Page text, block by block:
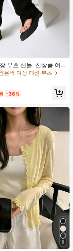
부츠 샌들, 신상품 여
프트 니치 섹시 팝 걸
리트 스타일 앵클 부츠
은색 여성 패션 부츠
은색 여성 패션 부츠
은색 여성 패션 부츠
-36%
9